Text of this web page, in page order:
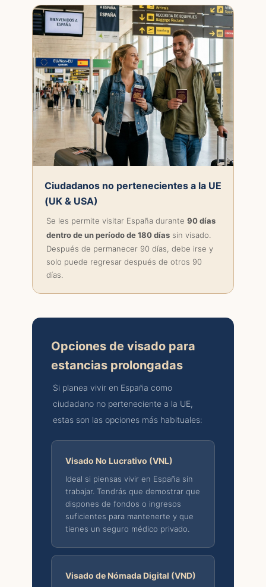
Ciudadanos no pertenecientes a la UE
(UK & USA)
Se les permite visitar España durante 90 días
dentro de un período de 180 días sin visado.
Después de permanecer 90 días, debe irse y
solo puede regresar después de otros 90
días.
Opciones de visado para
estancias prolongadas
Si planea vivir en España como
ciudadano no perteneciente a la UE,
estas son las opciones más habituales:
Visado No Lucrativo (VNL)
Ideal si piensas vivir en España sin
trabajar. Tendrás que demostrar que
dispones de fondos o ingresos
suficientes para mantenerte y que
tienes un seguro médico privado.
Visado de Nómada Digital (VND)